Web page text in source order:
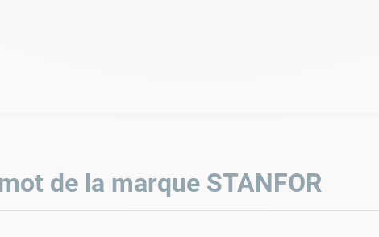
de la marque STANFOR